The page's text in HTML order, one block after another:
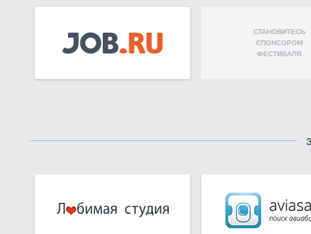
СТАНОВИТЕСЬ
СПОНСОРОМ
ФЕСТИВАЛЯ